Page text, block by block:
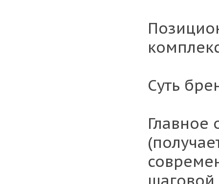
Суть
Главное
шаговой